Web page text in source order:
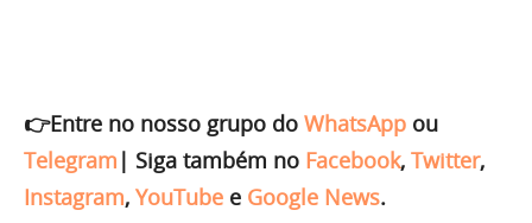
👉Entre no nosso grupo do WhatsApp ou
Telegram | Siga também no Facebook, Twitter,
Instagram, YouTube e Google News.